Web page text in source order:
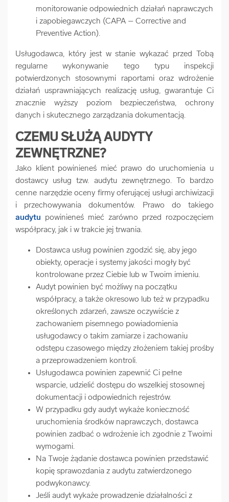
monitorowanie odpowiednich działań naprawczych
i zapobiegawczych (CAPA – Corrective and
Preventive Action).
Usługodawca, który jest w stanie wykazać przed Tobą
regularne wykonywanie tego typu inspekcji
potwierdzonych stosownymi raportami oraz wdrożenie
działań usprawniających realizację usług, gwarantuje Ci
znacznie wyższy poziom bezpieczeństwa, ochrony
danych i skutecznego zarządzania dokumentacją.
CZEMU SŁUŻĄ AUDYTY
ZEWNĘTRZNE?
Jako klient powinieneś mieć prawo do uruchomienia u
dostawcy usług tzw. audytu zewnętrznego. To bardzo
cenne narzędzie oceny firmy oferującej usługi archiwizacji
i przechowywania dokumentów. Prawo do takiego
audytu powinieneś mieć zarówno przed rozpoczęciem
współpracy, jak i w trakcie jej trwania.
Dostawca usług powinien zgodzić się, aby jego
obiekty, operacje i systemy jakości mogły być
kontrolowane przez Ciebie lub w Twoim imieniu.
Audyt powinien być możliwy na początku
współpracy, a także okresowo lub też w przypadku
określonych zdarzeń, zawsze oczywiście z
zachowaniem pisemnego powiadomienia
usługodawcy o takim zamiarze i zachowaniu
odstępu czasowego między złożeniem takiej prośby
a przeprowadzeniem kontroli.
Usługodawca powinien zapewnić Ci pełne
wsparcie, udzielić dostępu do wszelkiej stosownej
dokumentacji i odpowiednich rejestrów.
W przypadku gdy audyt wykaże konieczność
uruchomienia środków naprawczych, dostawca
powinien zadbać o wdrożenie ich zgodnie z Twoimi
wymogami.
Na Twoje żądanie dostawca powinien przedstawić
kopię sprawozdania z audytu zatwierdzonego
podwykonawcy.
Jeśli audyt wykaże prowadzenie działalności z